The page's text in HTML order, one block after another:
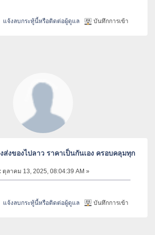
แจ้งลบกระทู้นี้หรือติดต่อผู้ดูแล บันทึกการเข้า
ส่งของไปลาว ราคาเป็นกันเอง ครอบคลุมทุก
ตุลาคม 13, 2025, 08:04:39 AM »
แจ้งลบกระทู้นี้หรือติดต่อผู้ดูแล บันทึกการเข้า